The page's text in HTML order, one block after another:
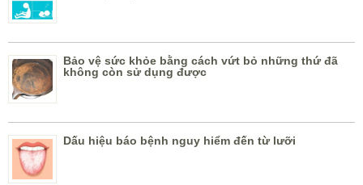
Bảo vệ sức khỏe bằng cách vứt bỏ những thứ đã
không còn sử dụng được
Dấu hiệu báo bệnh nguy hiểm đến từ lưỡi